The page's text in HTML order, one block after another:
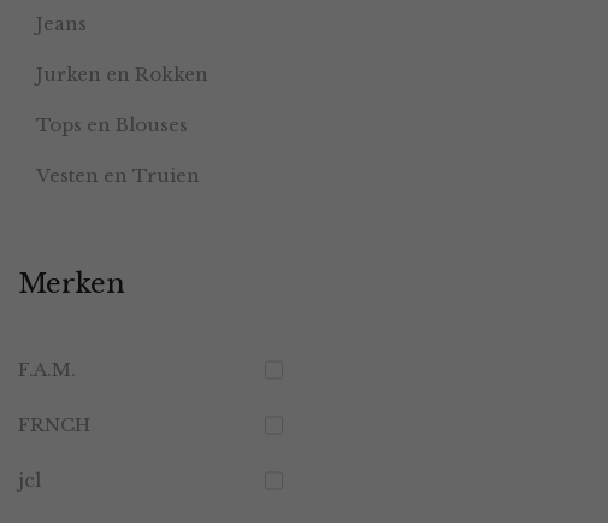
Jeans
Jurken en Rokken
Tops en Blouses
Vesten en Truien
Merken
F.A.M.
FRNCH
jcl